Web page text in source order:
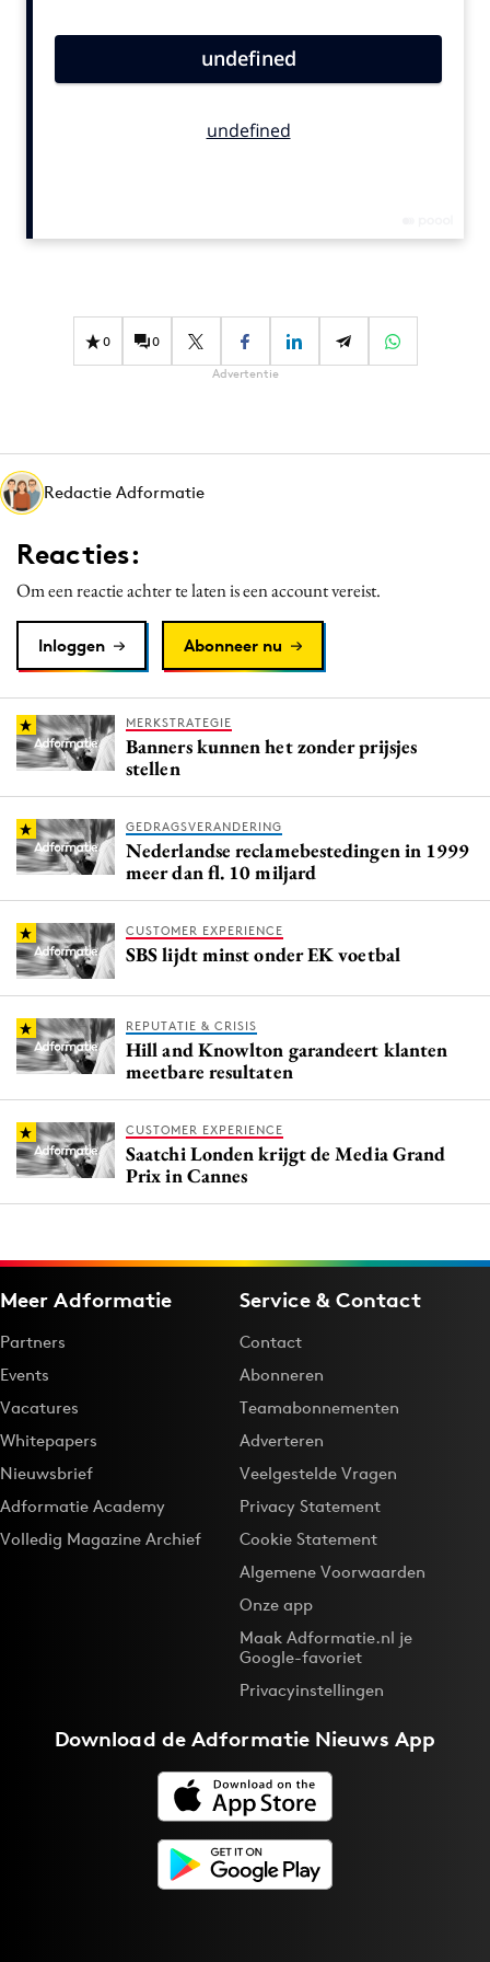
Carriere
Diversiteit
Interne communicatie
Martech
Media
Merkstrategie
PR
Purpose Marketing
Reputatie & crisis
0 0
Advertentie
Redactie Adformatie
Reacties:
Om een reactie achter te laten is een account vereist.
Inloggen Abonneer nu
MERKSTRATEGIE
Banners kunnen het zonder prijsjes
stellen
GEDRAGSVERANDERING
Nederlandse reclamebestedingen in 1999
meer dan fl. 10 miljard
CUSTOMER EXPERIENCE
SBS lijdt minst onder EK voetbal
REPUTATIE & CRISIS
Hill and Knowlton garandeert klanten
meetbare resultaten
CUSTOMER EXPERIENCE
Saatchi Londen krijgt de Media Grand
Prix in Cannes
Meer Adformatie
Partners
Events
Vacatures
Whitepapers
Nieuwsbrief
Adformatie Academy
Volledig Magazine Archief
Service & Contact
Contact
Abonneren
Teamabonnementen
Adverteren
Veelgestelde Vragen
Privacy Statement
Cookie Statement
Algemene Voorwaarden
Onze app
Maak Adformatie.nl je
Google-favoriet
Privacyinstellingen
Download deAdformatie Nieuws App